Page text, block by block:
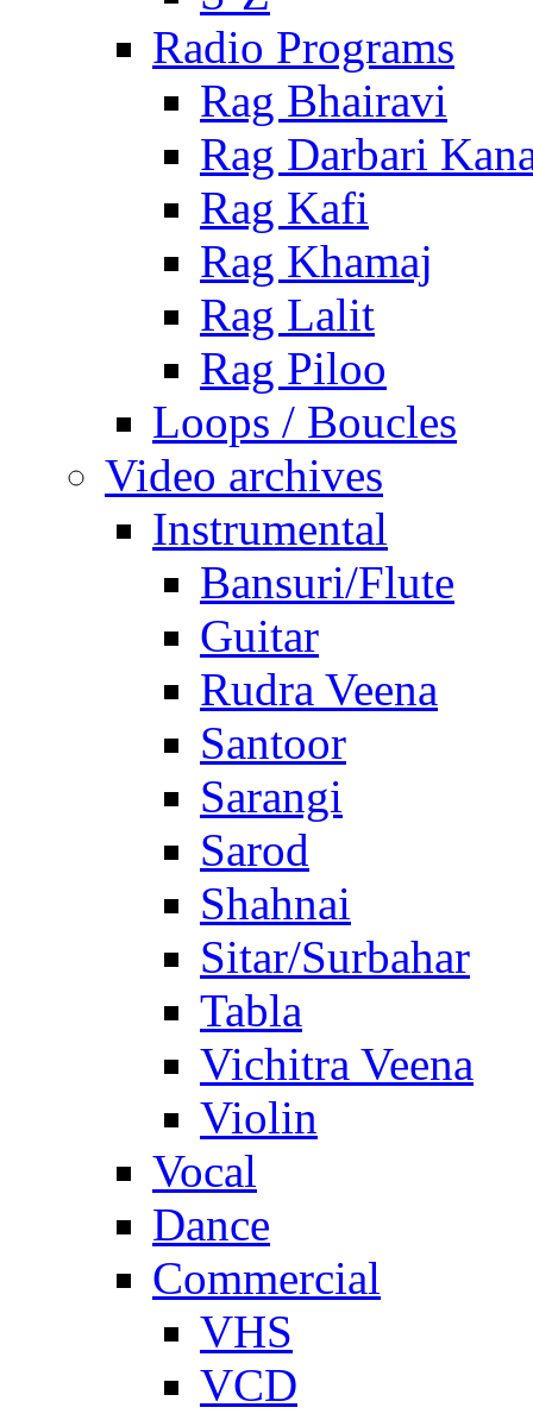
Radio Programs
Rag Bhairavi
Rag Darbari
Rag Kafi
Rag Khamaj
Rag Lalit
Rag Piloo
Loops / Boucles
Video archives
Instrumental
Bansuri/Flute
Guitar
Rudra Veena
Santoor
Sarangi
Sarod
Shahnai
Sitar/Surbahar
Tabla
Vichitra Veena
Violin
Vocal
Dance
Commercial
VHS
VCD